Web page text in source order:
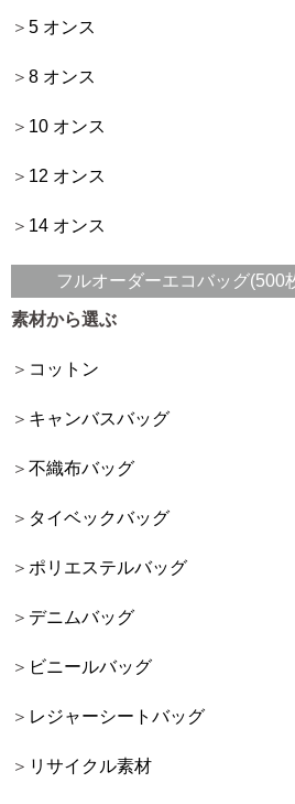
5 オンス
8 オンス
10 オンス
12 オンス
14 オンス
フルオーダーエコバッグ(500
素材から選ぶ
コットン
キャンバスバッグ
不織布バッグ
タイベックバッグ
ポリエステルバッグ
デニムバッグ
ビニールバッグ
レジャーシートバッグ
リサイクル素材